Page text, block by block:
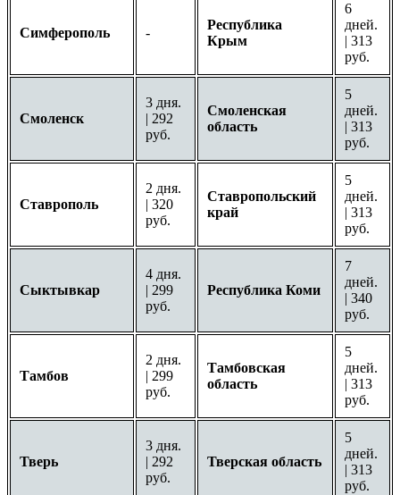
Симферополь -
Республика
Крым
6
дней.
| 313
руб.
Смоленск
3 дня.
| 292
руб.
Смоленская
область
5
дней.
| 313
руб.
Ставрополь
2 дня.
| 320
руб.
Ставропольский
край
5
дней.
| 313
руб.
Сыктывкар
4 дня.
| 299
руб.
Республика Коми
7
дней.
| 340
руб.
Тамбов
2 дня.
| 299
руб.
Тамбовская
область
5
дней.
| 313
руб.
Тверь
3 дня.
| 292
руб.
Тверская область
5
дней.
| 313
руб.